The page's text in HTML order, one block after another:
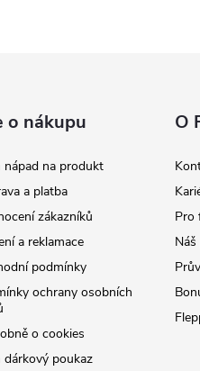
o nákupu
nápad na produkt
a platba
zákazníků
a reklamace
podmínky
ochrany osobních
o cookies
dárkový poukaz
O
Pro